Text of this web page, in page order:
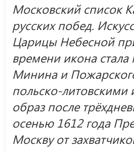
Московский список
русских побед.
Царицы Небесной
времени икона
Минина и
польско-литовскими
образ после
осенью 1612 года
Москву от